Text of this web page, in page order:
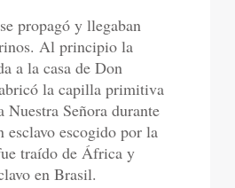
propagó y llegaban
Al principio la
a la casa de Don
la capilla primitiva
Nuestra Señora durante
esclavo escogido por la
traído de África y
en Brasil.